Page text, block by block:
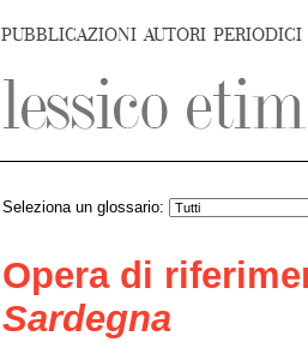
PUBBLICAZIONI AUTORI PERIODICI
Seleziona un glossario:
Opera di
Sardegna